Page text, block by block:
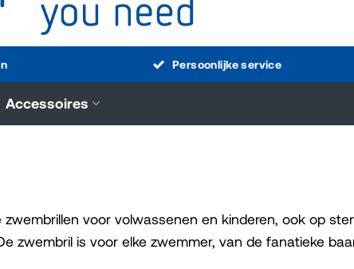
Persoonlijke service
Accessoires
voor volwassenen en kinderen, ook op
zwembril is voor elke zwemmer, van de fanatieke